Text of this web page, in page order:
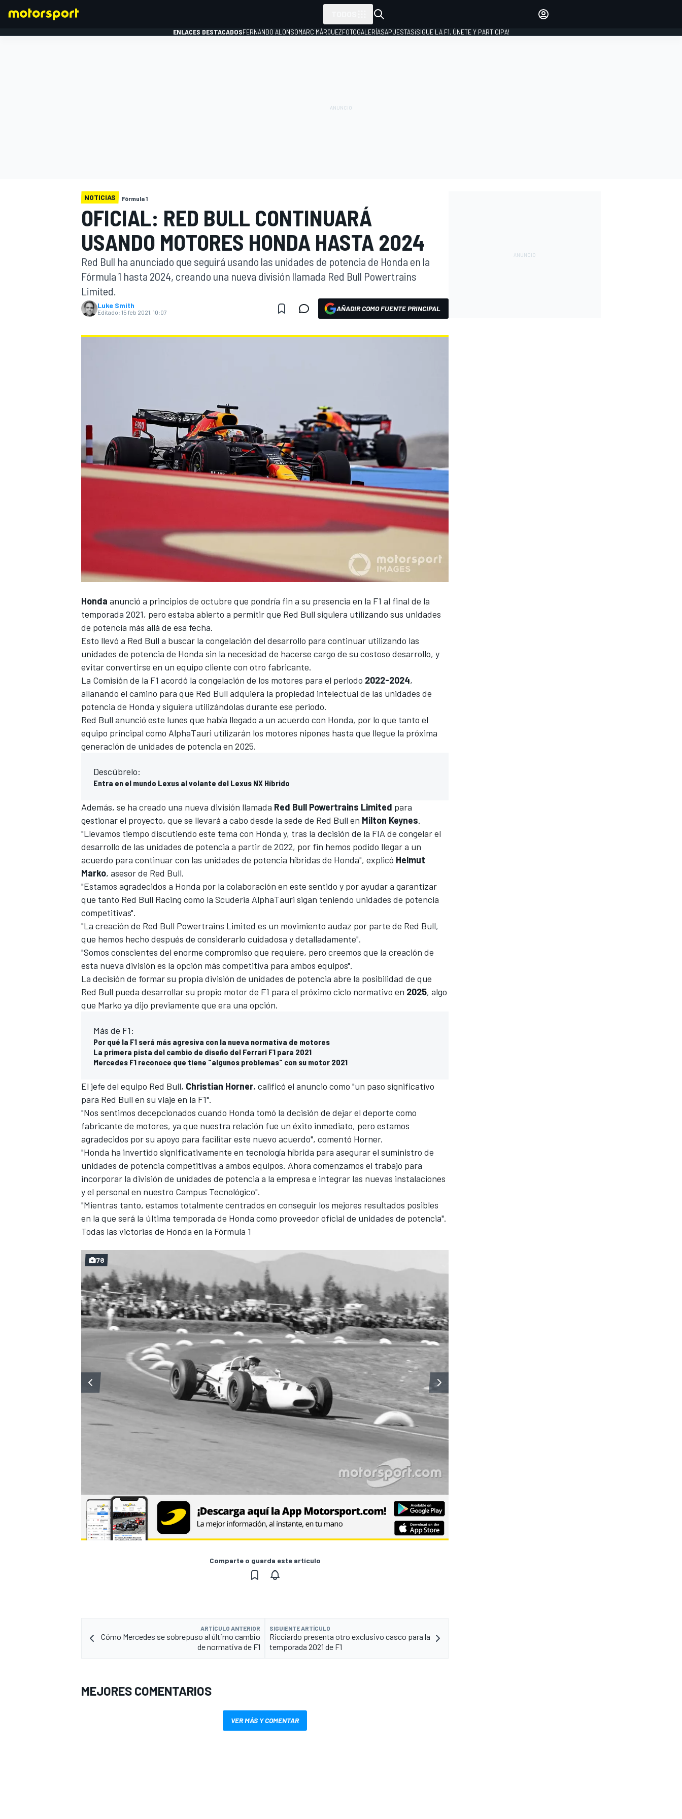
FÓRMULA E
MÁS CATEGORÍAS
ENLACES DESTACADOSFERNANDO ALONSOMARC MÁRQUEZFOTOGALERÍASAPUESTAS¡SIGUE LA F1, ÚNETE Y PARTICIPA!
NOTICIAS Fórmula 1
OFICIAL: RED BULL CONTINUARÁ
USANDO MOTORES HONDA HASTA 2024
Red Bull ha anunciado que seguirá usando las unidades de potencia de Honda en la
Fórmula 1 hasta 2024, creando una nueva división llamada Red Bull Powertrains
Limited.
Luke Smith
Editado: 15 feb 2021, 10:07 AÑADIR COMO FUENTE PRINCIPAL
Honda anunció a principios de octubre que pondría fin a su presencia en la F1 al final de la
temporada 2021, pero estaba abierto a permitir que Red Bull siguiera utilizando sus unidades
de potencia más allá de esa fecha.
Esto llevó a Red Bull a buscar la congelación del desarrollo para continuar utilizando las
unidades de potencia de Honda sin la necesidad de hacerse cargo de su costoso desarrollo, y
evitar convertirse en un equipo cliente con otro fabricante.
La Comisión de la F1 acordó la congelación de los motores para el periodo 2022-2024,
allanando el camino para que Red Bull adquiera la propiedad intelectual de las unidades de
potencia de Honda y siguiera utilizándolas durante ese periodo.
Red Bull anunció este lunes que había llegado a un acuerdo con Honda, por lo que tanto el
equipo principal como AlphaTauri utilizarán los motores nipones hasta que llegue la próxima
generación de unidades de potencia en 2025.
Descúbrelo:
Entra en el mundo Lexus al volante del Lexus NX Híbrido
Además, se ha creado una nueva división llamada Red Bull Powertrains Limited para
gestionar el proyecto, que se llevará a cabo desde la sede de Red Bull en Milton Keynes.
"Llevamos tiempo discutiendo este tema con Honda y, tras la decisión de la FIA de congelar el
desarrollo de las unidades de potencia a partir de 2022, por fin hemos podido llegar a un
acuerdo para continuar con las unidades de potencia híbridas de Honda", explicó Helmut
Marko, asesor de Red Bull.
"Estamos agradecidos a Honda por la colaboración en este sentido y por ayudar a garantizar
que tanto Red Bull Racing como la Scuderia AlphaTauri sigan teniendo unidades de potencia
competitivas".
"La creación de Red Bull Powertrains Limited es un movimiento audaz por parte de Red Bull,
que hemos hecho después de considerarlo cuidadosa y detalladamente".
"Somos conscientes del enorme compromiso que requiere, pero creemos que la creación de
esta nueva división es la opción más competitiva para ambos equipos".
La decisión de formar su propia división de unidades de potencia abre la posibilidad de que
Red Bull pueda desarrollar su propio motor de F1 para el próximo ciclo normativo en 2025, algo
que Marko ya dijo previamente que era una opción.
Más de F1:
Por qué la F1 será más agresiva con la nueva normativa de motores
La primera pista del cambio de diseño del Ferrari F1 para 2021
Mercedes F1 reconoce que tiene "algunos problemas" con su motor 2021
El jefe del equipo Red Bull, Christian Horner, calificó el anuncio como "un paso significativo
para Red Bull en su viaje en la F1".
"Nos sentimos decepcionados cuando Honda tomó la decisión de dejar el deporte como
fabricante de motores, ya que nuestra relación fue un éxito inmediato, pero estamos
agradecidos por su apoyo para facilitar este nuevo acuerdo", comentó Horner.
"Honda ha invertido significativamente en tecnología híbrida para asegurar el suministro de
unidades de potencia competitivas a ambos equipos. Ahora comenzamos el trabajo para
incorporar la división de unidades de potencia a la empresa e integrar las nuevas instalaciones
y el personal en nuestro Campus Tecnológico".
"Mientras tanto, estamos totalmente centrados en conseguir los mejores resultados posibles
en la que será la última temporada de Honda como proveedor oficial de unidades de potencia".
Todas las victorias de Honda en la Fórmula 1
78
Comparte o guarda este artículo
ARTÍCULO ANTERIOR
Cómo Mercedes se sobrepuso al último cambio
de normativa de F1
SIGUIENTE ARTÍCULO
Ricciardo presenta otro exclusivo casco para la
temporada 2021 de F1
MEJORES COMENTARIOS
VER MÁS Y COMENTAR